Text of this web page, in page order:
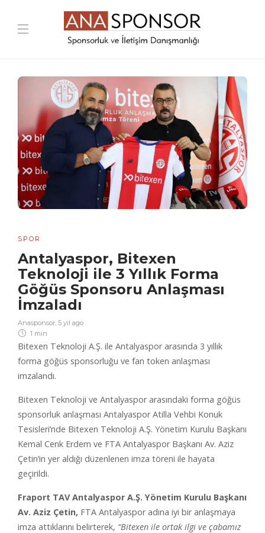
SPOR
Antalyaspor, Bitexen
Teknoloji ile 3 Yıllık Forma
Göğüs Sponsoru Anlaşması
İmzaladı
Anasponsor, 5 yıl ago
1 min
Bitexen Teknoloji A.Ş. ile Antalyaspor arasında 3 yıllık
forma göğüs sponsorluğu ve fan token anlaşması
imzalandı.
Bitexen Teknoloji ve Antalyaspor arasındaki forma göğüs
sponsorluk anlaşması Antalyaspor Atilla Vehbi Konuk
Tesisleri’nde Bitexen Teknoloji A.Ş. Yönetim Kurulu Başkanı
Kemal Cenk Erdem ve FTA Antalyaspor Başkanı Av. Aziz
Çetin’in yer aldığı düzenlenen imza töreni ile hayata
geçirildi.
Fraport TAV Antalyaspor A.Ş. Yönetim Kurulu Başkanı
Av. Aziz Çetin, FTA Antalyaspor adına iyi bir anlaşmaya
imza attıklarını belirterek, “Bitexen ile ortak ilgi ve çabamız